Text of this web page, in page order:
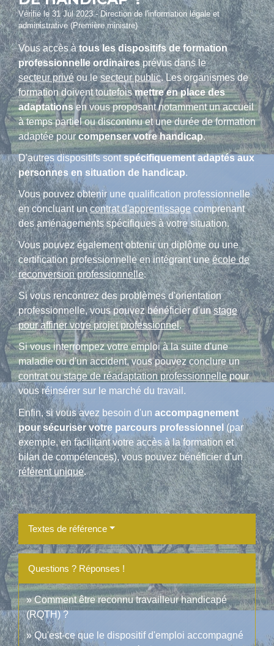
Vérifié le 31 Jul 2023 - Direction de l'information légale et
administrative (Première ministre)
Vous accès àtous les dispositifs de formation
professionnelle ordinairesprévus dans le
secteur privéou lesecteur public. Les organismes de
formation doivent toutefoismettre en place des
adaptationsen vous proposant notamment un accueil
à temps partiel ou discontinu et une durée de formation
adaptée pourcompenser votre handicap.
D'autres dispositifs sontspécifiquement adaptés aux
personnes en situation de handicap.
Vous pouvez obtenir une qualification professionnelle
en concluant uncontrat d'apprentissage comprenant
des aménagements spécifiques à votre situation.
Vous pouvez également obtenir un diplôme ou une
certification professionnelle en intégrant uneécole de
reconversion professionnelle.
Si vous rencontrez des problèmes d'orientation
professionnelle, vous pouvez bénéficier d'unstage
pour affiner votre projet professionnel.
Si vous interrompez votre emploi à la suite d'une
maladie ou d'un accident, vous pouvez conclure un
contrat ou stage de réadaptation professionnellepour
vous réinsérer sur le marché du travail.
Enfin, si vous avez besoin d'un accompagnement
pour sécuriser votre parcours professionnel (par
exemple, en facilitant votre accès à la formation et
bilan de compétences), vous pouvez bénéficier d'un
référent unique.
Textes de référence
Questions ? Réponses !
Comment être reconnu travailleur handicapé
(RQTH) ?
Qu'est-ce que le dispositif d'emploi accompagné